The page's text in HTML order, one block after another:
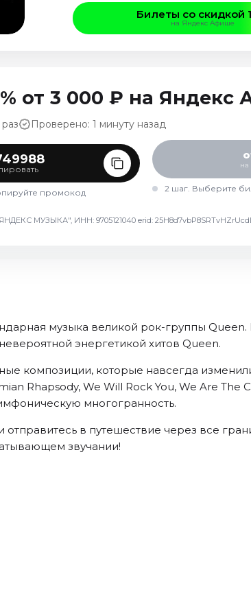
Билеты со скидкой
на Яндекс Афише
от 3 000 ₽ на Яндекс
Проверено: 1 минуту назад
промокод
на
2 шаг. Выберите
МУЗЫКА", ИНН: 9705121040 erid:
музыка великой рок-группы Queen.
энергетикой хитов Queen.
композиции, которые навсегда
Rhapsody, We Will Rock You, We Are The
многогранность.
в путешествие через все
звучании!